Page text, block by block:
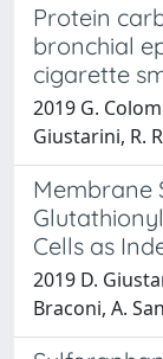
Protein
bronchial
cigarette
2019 G.
Giustarini, R.
Membrane
Cells as
2019 D.
Braconi, A.